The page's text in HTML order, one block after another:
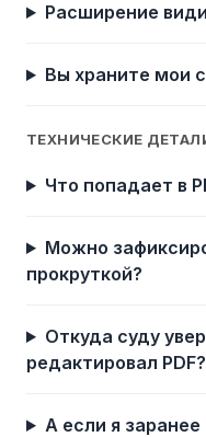
Расширение
Вы храните мои
ТЕХНИЧЕСКИЕ
Что попадает в
Можно
прокруткой?
Откуда суду
редактировал PDF?
А если я